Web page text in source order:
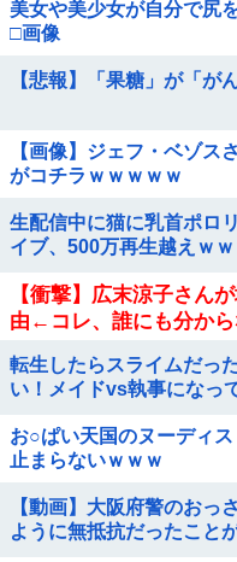
美女や美少女が自分で尻
□画像
【悲報】「果糖」が「が
【画像】ジェフ・ベゾス
がコチラｗｗｗｗｗ
生配信中に猫に乳首ポロ
イブ、500万再生越えｗｗ
【衝撃】広末涼子さん
由←コレ、誰にも分か
転生したらスライムだっ
い！メイドvs執事になっ
お○ぱい天国のヌーディ
止まらないｗｗｗ
【動画】大阪府警のおっ
ように無抵抗だったこと